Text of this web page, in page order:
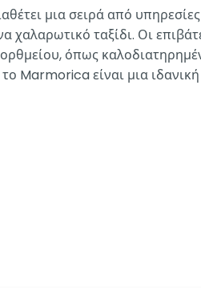
μια σειρά από
χαλαρωτικό ταξίδι. Οι
όπως
Marmorica είναι μια